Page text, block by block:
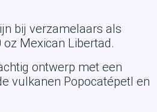
bij verzamelaars als
Mexican Libertad.
ontwerp met een
vulkanen Popocatépetl en